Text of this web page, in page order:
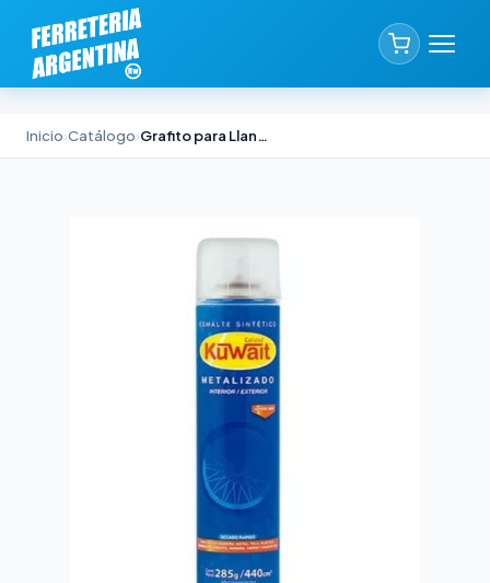
Inicio›Catálogo› Grafito para Llantas Kuwait Aerosol 240cc